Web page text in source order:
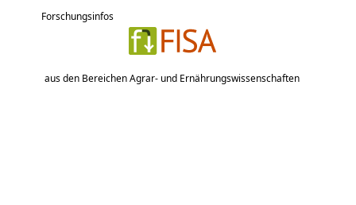
Forschungsinfos
aus den Bereichen Agrar- und Ernährungswissenschaften